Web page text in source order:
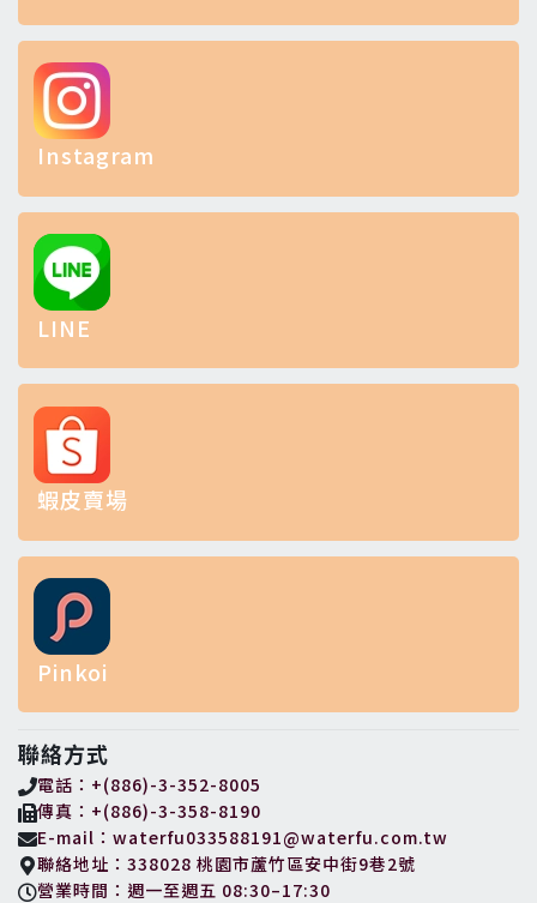
Instagram
LINE
蝦皮賣場
Pinkoi
聯絡方式
電話：+(886)-3-352-8005
傳真：+(886)-3-358-8190
E-mail：waterfu033588191@waterfu.com.tw
聯絡地址：338028 桃園市蘆竹區安中街9巷2號
營業時間：週一至週五 08:30–17:30